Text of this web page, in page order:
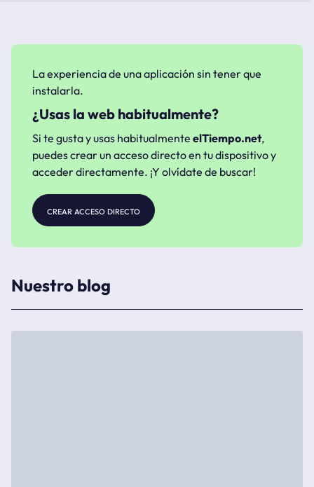
La experiencia de una aplicación sin tener que
instalarla.
¿Usas la web habitualmente?
Si te gusta y usas habitualmente elTiempo.net,
puedes crear un acceso directo en tu dispositivo y
acceder directamente. ¡Y olvídate de buscar!
crear acceso directo
Nuestro blog